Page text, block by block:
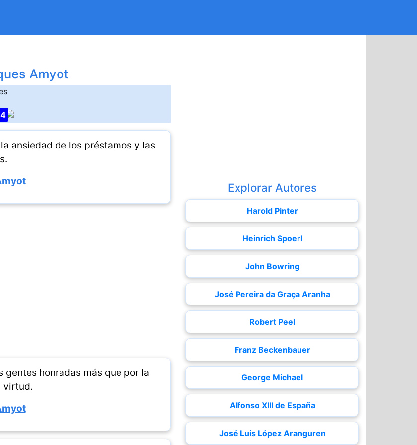
Amyot
4
ansiedad de los préstamos y las
gentes honradas más que por la
virtud.
Explorar Autores
Harold Pinter
Heinrich Spoerl
John Bowring
José Pereira da Graça Aranha
Robert Peel
Franz Beckenbauer
George Michael
Alfonso XIII de España
José Luis López Aranguren